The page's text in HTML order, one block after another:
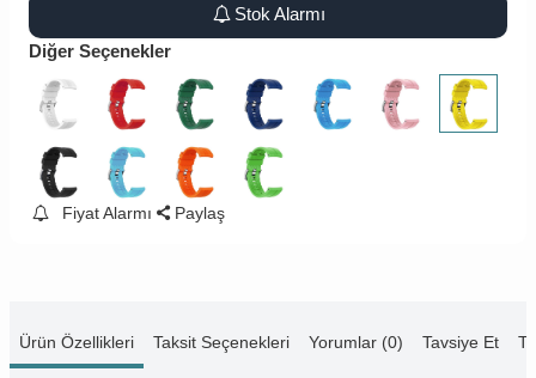
Stok Alarmı
Diğer Seçenekler
Fiyat Alarmı Paylaş
Ürün Özellikleri Taksit Seçenekleri Yorumlar (0) Tavsiye Et